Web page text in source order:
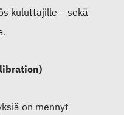
kuluttajille – sekä
on mennyt